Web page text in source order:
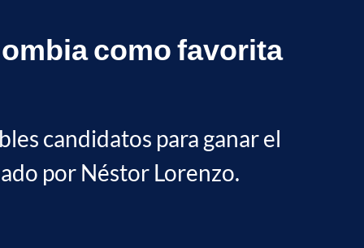
como favorita
candidatos para ganar el
por Néstor Lorenzo.